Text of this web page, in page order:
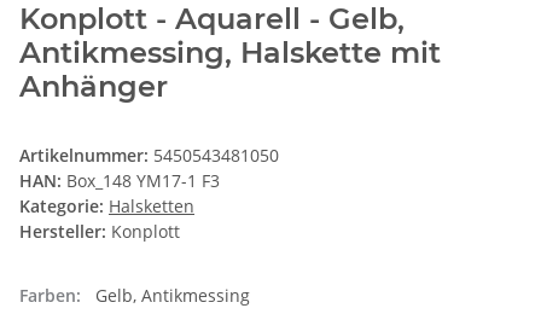
Konplott - Aquarell - Gelb,
Antikmessing, Halskette mit
Anhänger
Artikelnummer: 5450543481050
HAN: Box_148 YM17-1 F3
Kategorie: Halsketten
Hersteller: Konplott
Farben:
Gelb, Antikmessing